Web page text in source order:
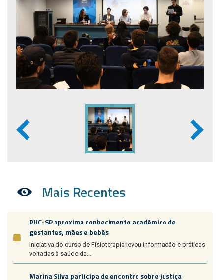
Mais Recentes
PUC-SP aproxima conhecimento acadêmico de
gestantes, mães e bebês
Iniciativa do curso de Fisioterapia levou informação e práticas
voltadas à saúde da...
Marina Silva participa de encontro sobre justiça